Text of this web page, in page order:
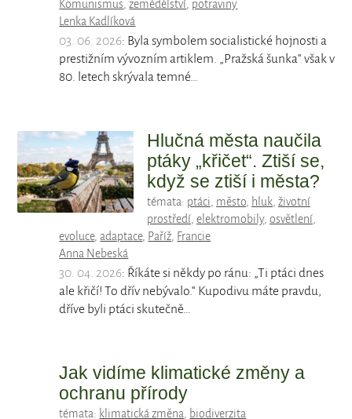
Komunismus ,zemědělství potraviny
Lenka Kadlíková
03. 06. 2026: Byla symbolem socialistické hojnosti a
prestižním vývozním artiklem. „Pražská šunka“ však v
80. letech skrývala temné…
Hlučná města naučila
ptáky „křičet“. Ztiší se,
když se ztiší i města?
témata: ptáci město hluk životní
prostředí elektromobily, osvětlení
evoluce,adaptace, Paříž Francie
Anna Nebeská
30. 04. 2026: Říkáte si někdy po ránu: „Ti ptáci dnes
ale křičí! To dřív nebývalo.“ Kupodivu máte pravdu,
dříve byli ptáci skutečně…
Jak vidíme klimatické změny a
ochranu přírody
témata: klimatická změna
biodiverzita